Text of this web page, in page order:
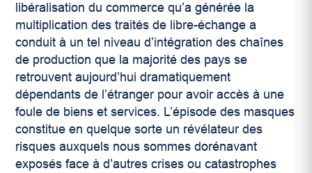
libéralisation du commerce qu’a générée la
multiplication des traités de libre-échange a
conduit à un tel niveau d’intégration des chaînes
de production que la majorité des pays se
retrouvent aujourd’hui dramatiquement
dépendants de l’étranger pour avoir accès à une
foule de biens et services. L’épisode des masques
constitue en quelque sorte un révélateur des
risques auxquels nous sommes dorénavant
exposés face à d’autres crises ou catastrophes